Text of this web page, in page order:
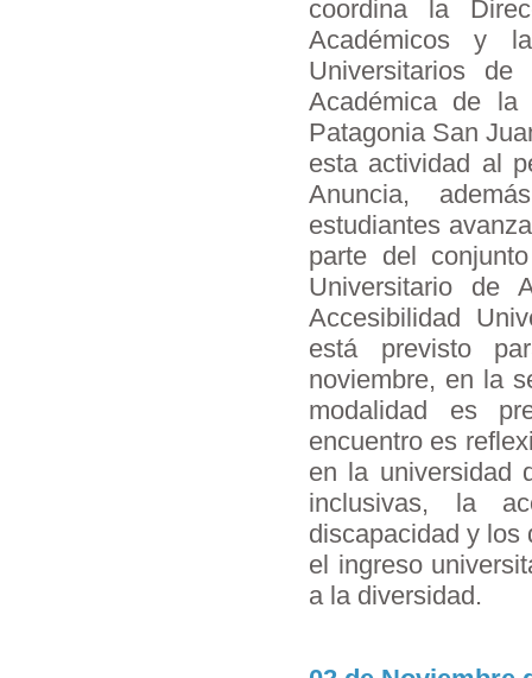
coordina la
Académicos y
Universitarios
Académica de la
Patagonia San
esta actividad al
Anuncia,
estudiantes
parte del
Universitario de
Accesibilidad
está previsto
noviembre, en la
modalidad es
encuentro es
en la universidad
inclusivas, la
discapacidad y los
el ingreso
a la diversidad.